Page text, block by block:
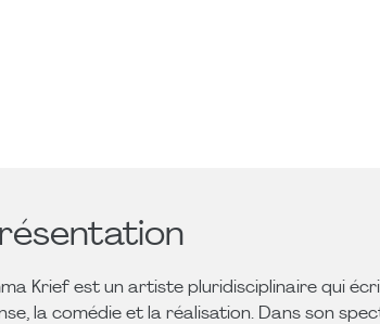
Krief est un artiste pluridisciplinaire qui
la comédie et la réalisation. Dans son